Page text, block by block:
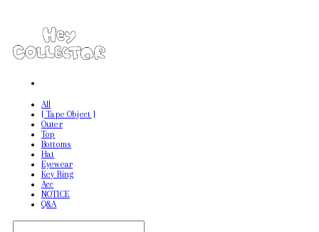
All
[ Tape Object ]
Outer
Top
Bottoms
Hat
Eyewear
Key Ring
Acc
NOTICE
Q&A